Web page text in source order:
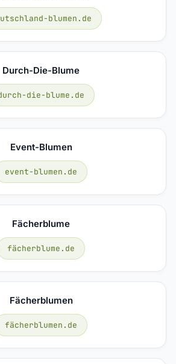
blumen.de
Durch-Die-Blume
die-blume.de
Event-Blumen
event-blumen.de
Fächerblume
fächerblume.de
Fächerblumen
fächerblumen.de